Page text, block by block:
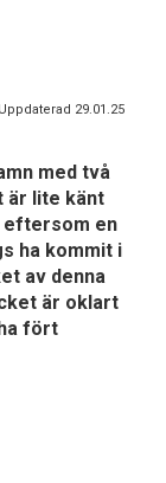
Uppdaterad 29.01.25
med två
är lite känt
eftersom en
ha kommit i
av denna
är oklart
fört